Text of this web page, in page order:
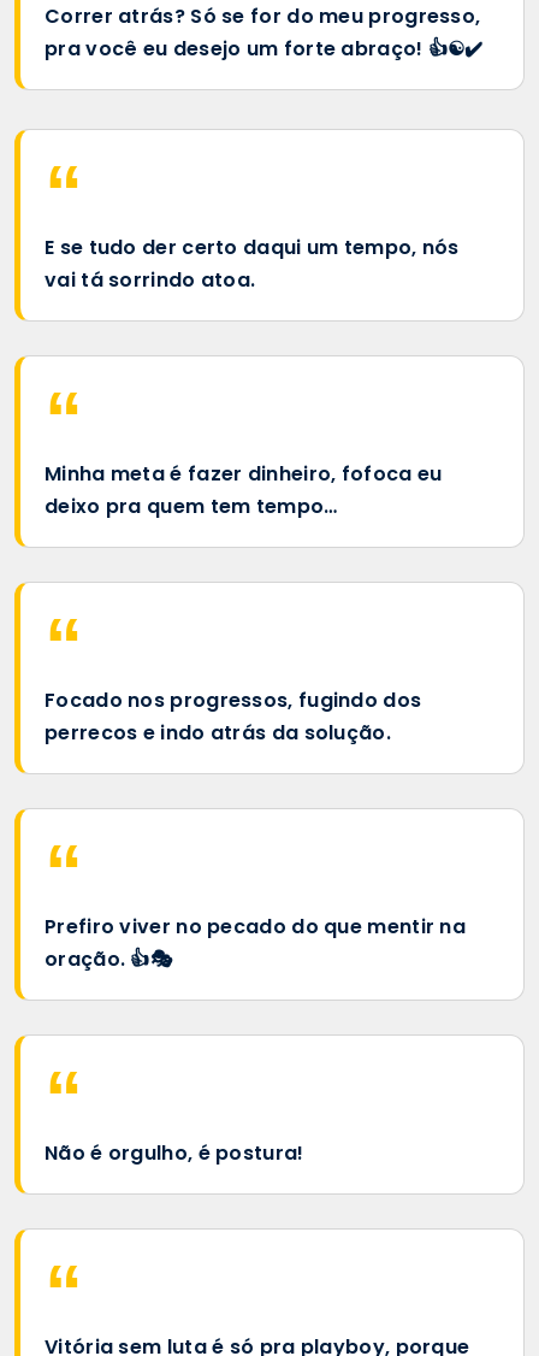
Correr atrás? Só se for do meu progresso,
pra você eu desejo um forte abraço! 👍☯️✔️
E se tudo der certo daqui um tempo, nós
vai tá sorrindo atoa.
Minha meta é fazer dinheiro, fofoca eu
deixo pra quem tem tempo…
Focado nos progressos, fugindo dos
perrecos e indo atrás da solução.
Prefiro viver no pecado do que mentir na
oração. 👍🎭
Não é orgulho, é postura!
Vitória sem luta é só pra playboy, porque